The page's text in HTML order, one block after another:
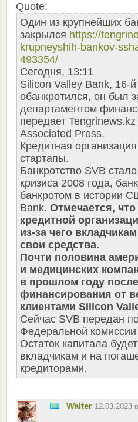
Quote:
Один из крупнейших
закрылся https://
krupneyshih-bankov-
493354/
Сегодня, 13:11
Silicon Valley Bank, 16-
обанкротился, он был
департаментом
передает
Associated Press.
Кредитная
стартапы.
Банкротство SVB
кризиса 2008 года,
банкротом в истории
Bank. Отмечается,
кредитной
из-за чего
свои средства.
Почти половина
и медицинских
в прошлом году
финансирования от
клиентами Silicon
Сейчас SVB передан
Федеральной
Остаток капитала
вкладчикам и на
кредиторами.
Walter 12.03.2023